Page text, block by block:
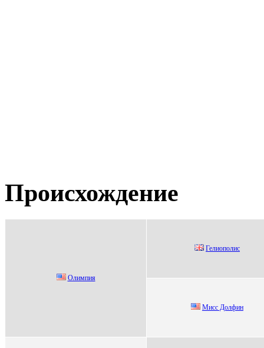
Происхождение
Oлимпия
Гелиополис
Мисс Дoлфин